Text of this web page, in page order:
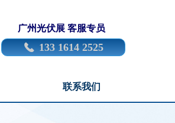
끅 133 1614 2525
广州光伏展 客服专员
联系我们